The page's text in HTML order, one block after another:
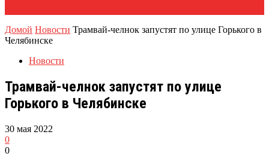
Домой Новости Трамвай-челнок запустят по улице Горького в
Челябинске
Новости
Трамвай-челнок запустят по улице
Горького в Челябинске
30 мая 2022
0
0